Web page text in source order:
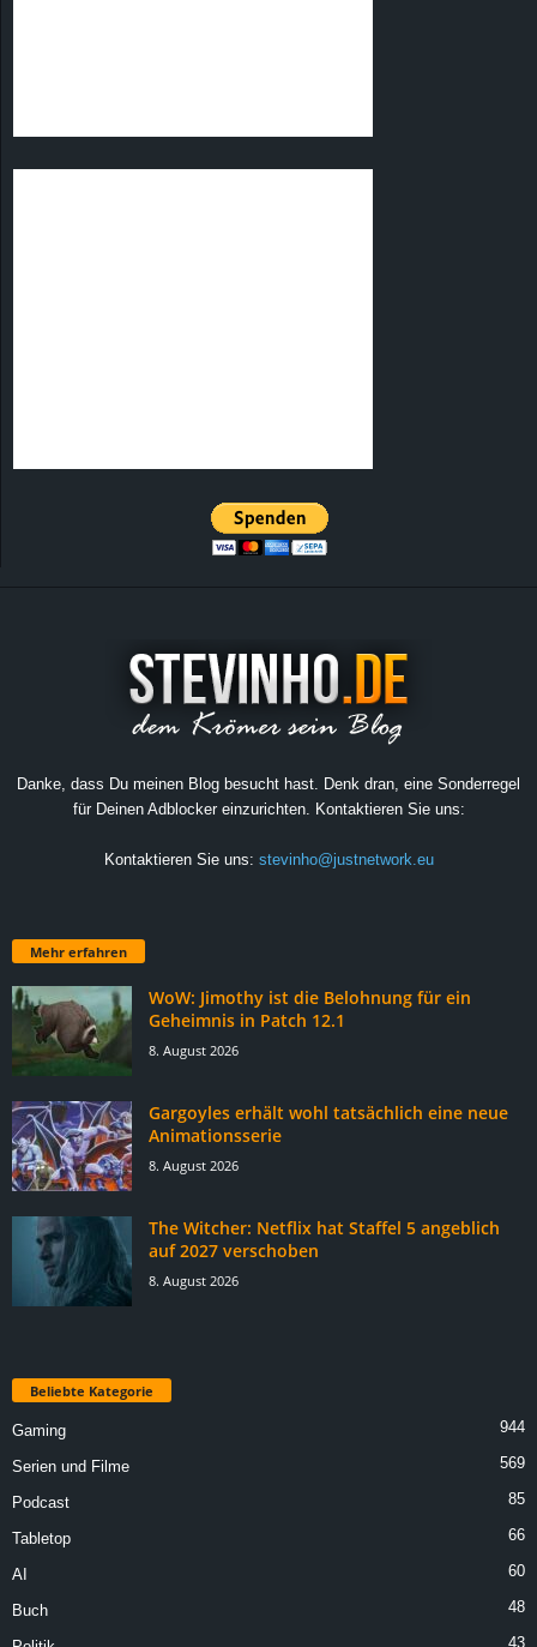
Danke, dass Du meinen Blog besucht hast. Denk dran, eine Sonderregel
für Deinen Adblocker einzurichten. Kontaktieren Sie uns:
Kontaktieren Sie uns: stevinho@justnetwork.eu
Mehr erfahren
WoW: Jimothy ist die Belohnung für ein
Geheimnis in Patch 12.1
8. August 2026
Gargoyles erhält wohl tatsächlich eine neue
Animationsserie
8. August 2026
The Witcher: Netflix hat Staffel 5 angeblich
auf 2027 verschoben
8. August 2026
Beliebte Kategorie
Gaming 944
Serien und Filme 569
Podcast 85
Tabletop 66
AI 60
Buch 48
43